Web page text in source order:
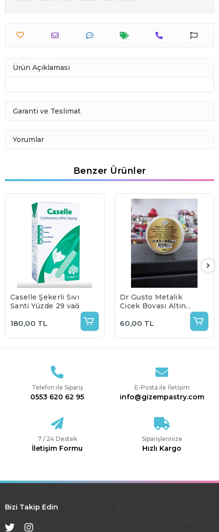
Ürün Açıklaması
Garanti ve Teslimat
Yorumlar
Benzer Ürünler
Caselle Şekerli Sıvı
Şanti Yüzde 29 yağ
180,00 TL
Dr Gusto Metalik
Çiçek Boyası Altın
60,00 TL
Telefon ile Sipariş
0553 620 62 95
E-Posta ile İletişim
info@gizempastry.com
7 / 24 Destek
İletişim Formu
Siparişlerinize
Hızlı Kargo
Bizi Takip Edin